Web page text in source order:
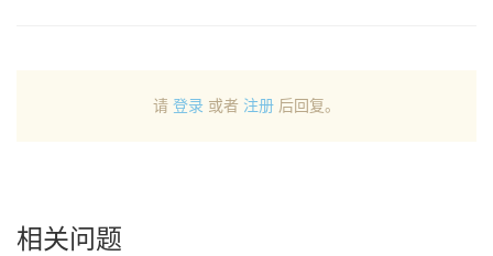
请 登录 或者 注册 后回复。
相关问题